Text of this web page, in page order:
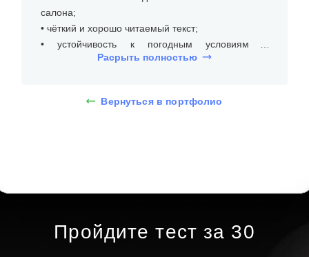
салона;
• чёткий и хорошо читаемый текст;
• устойчивость к погодным условиям и
перепадам температуры.
установки, бюджет и требования к типу таблички
аккуратной рамкой. Такой дизайн подчёркивает
Расрыть полностью
Вернуться в портфолио
Пройдите тест за 30